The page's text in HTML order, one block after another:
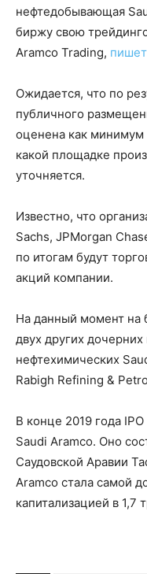
нефтедобывающая
биржу свою
Aramco Trading, пишет
Ожидается, что по
публичного
оценена как
какой площадке
уточняется.
Известно, что
Sachs, JPMorgan
по итогам будут
акций компании.
На данный момент на
двух других
нефтехимических
Rabigh Refining &
В конце 2019 года
Saudi Aramco. Оно
Саудовской Аравии
Aramco стала самой
капитализацией в 1,7